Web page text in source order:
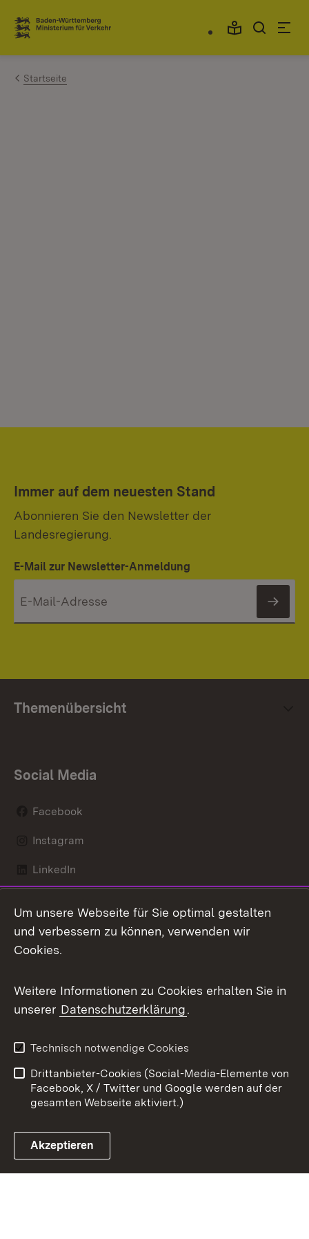
Zum Inhalt springen
Link zur Startseite
Startseite
Immer auf dem neuesten Stand
Abonnieren Sie den Newsletter der
Landesregierung.
E-Mail zur Newsletter-Anmeldung
Themenübersicht
Social Media
Facebook
Instagram
LinkedIn
X / Twitter
Youtube
Link zum Landesportal
Kontakt
Datenschutz
Barrierefreiheit
Impressum
Cookies
Um unsere Webseite für Sie optimal gestalten
und verbessern zu können, verwenden wir
Cookies.
Weitere Informationen zu Cookies erhalten Sie in
unserer Datenschutzerklärung.
Technisch notwendige Cookies
Drittanbieter-Cookies (Social-Media-Elemente von
Facebook, X / Twitter und Google werden auf der
gesamten Webseite aktiviert.)
Akzeptieren